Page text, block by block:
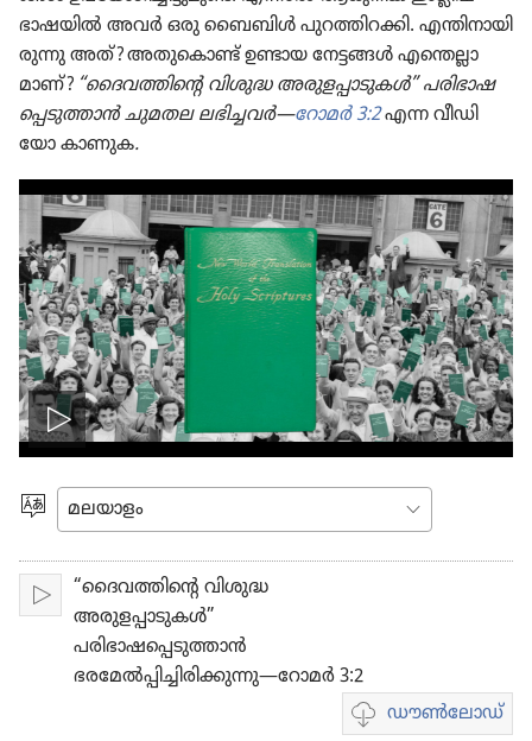
ഭാഷയിൽ അവർ ഒരു ബൈബിൾ പുറത്തി​റ​ക്കി. എന്തിനാ​യി​
രു​ന്നു അത്‌? അതു​കൊണ്ട്‌ ഉണ്ടായ നേട്ടങ്ങൾ എന്തെല്ലാ​
മാണ്‌? “ദൈവ​ത്തി​ന്റെ വിശുദ്ധ അരുള​പ്പാ​ടു​കൾ” പരിഭാ​ഷ​
പ്പെ​ടു​ത്താൻ ചുമതല ലഭിച്ചവർ—റോമർ 3:2എന്ന വീഡി​
യോ കാണുക.
വീഡിയോ
പ്ലേ
ചെയ്യുക
ഭാഷ
തിരഞ്ഞെടുക്കുക
പ്ലേ
ചെയ്യുക
“ദൈവത്തിന്‍റെ വിശുദ്ധ
അരുളപ്പാടുകള്‍”
പരിഭാഷപ്പെടുത്താന്‍
ഭരമേല്‍പ്പിച്ചിരിക്കുന്നു—റോമര്‍ 3:2
ഡൗണ്‍ലോഡ്
വീഡിയോ